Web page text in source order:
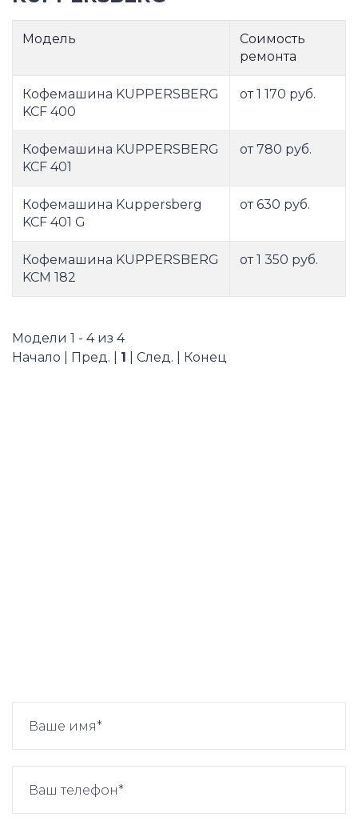
Модель
Соимость
ремонта
Кофемашина KUPPERSBERG
KCF 400
от 1 170 руб.
Кофемашина KUPPERSBERG
KCF 401
от 780 руб.
Кофемашина Kuppersberg
KCF 401 G
от 630 руб.
Кофемашина KUPPERSBERG
KCM 182
от 1 350 руб.
Модели 1 - 4 из 4
Начало | Пред. | 1 | След. | Конец